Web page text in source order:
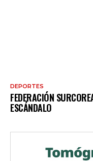
DEPORTES
FEDERACIÓN
ESCÁNDALO